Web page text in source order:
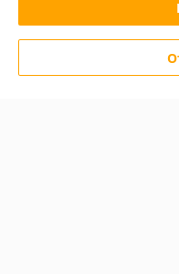
Политика обработки